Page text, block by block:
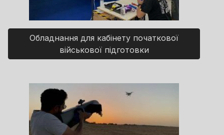
Обладнання для кабінету початкової
військової підготовки